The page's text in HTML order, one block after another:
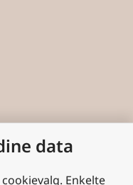
data
Enkelte